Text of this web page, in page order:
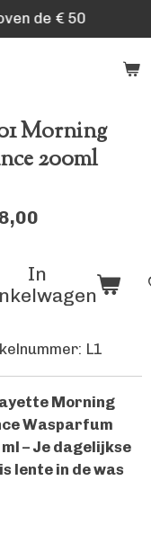
de € 50
Morning
200ml
In
L1
Morning
Wasparfum
ml – Je dagelijkse
lente in de was